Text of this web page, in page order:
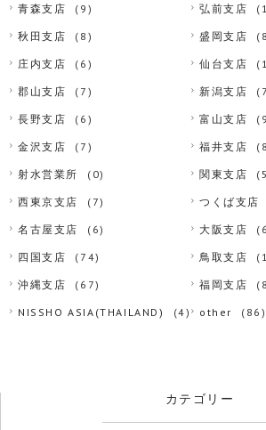
青森支店 (9) 弘前支店
秋田支店 (8) 盛岡支店
庄内支店 (6) 仙台支店
郡山支店 (7) 新潟支店
長野支店 (6) 富山支店
金沢支店 (7) 福井支店
射水営業所 (0) 関東支店
西東京支店 (7) つくば支店
名古屋支店 (6) 大阪支店
四国支店 (74) 鳥取支店
沖縄支店 (67) 福岡支店
NISSHO ASIA(THAILAND) (4) other (86)
カテゴリー